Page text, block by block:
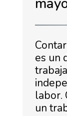
es un
labor.
un